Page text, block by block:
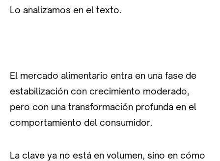
Lo analizamos en el texto.
El mercado alimentario entra en una fase de
estabilización con crecimiento moderado,
pero con una transformación profunda en el
comportamiento del consumidor.
La clave ya no está en volumen, sino en cómo